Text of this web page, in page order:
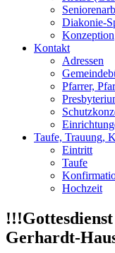
Diakonie-
Konzeption
Kontakt
Adressen
Pfarrer,
Taufe, Trauung,
Eintritt
Taufe
Hochzeit
Gerhardt-